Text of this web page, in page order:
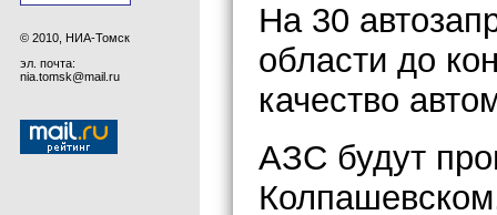
© 2010, НИА-Томск
эл. почта:
nia.tomsk@mail.ru
На 30
области до
качество
АЗС будут